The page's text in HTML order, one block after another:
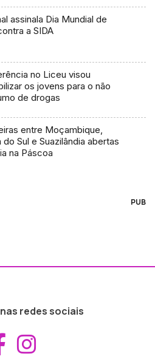
assinala Dia Mundial de
a SIDA
no Liceu visou
os jovens para o não
de drogas
entre Moçambique,
do Sul e Suazilândia abertas
na Páscoa
PUB
redes sociais
Aceder ao